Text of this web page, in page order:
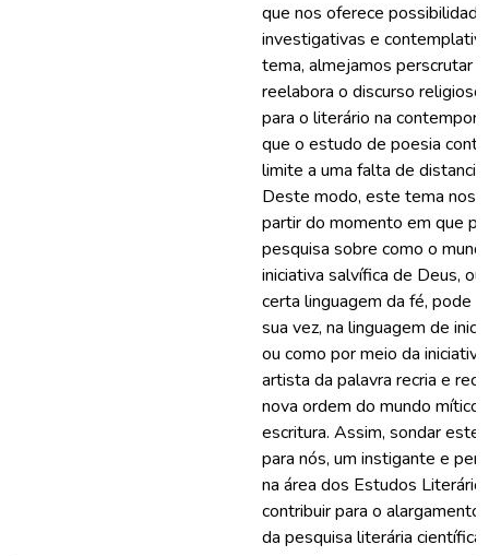
que nos oferece
investigativas e
tema, almejamos perscrutar
reelabora o discurso
para o literário na
que o estudo de poesia
limite a uma falta de
Deste modo, este tema nos
partir do momento em que
pesquisa sobre como o
iniciativa salvífica de Deus,
certa linguagem da fé, pode
sua vez, na linguagem de
ou como por meio da
artista da palavra recria e
nova ordem do mundo mítico
escritura. Assim, sondar este
para nós, um instigante e
na área dos Estudos
contribuir para o
da pesquisa literária científica.